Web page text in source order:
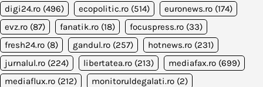
digi24.ro (496) ecopolitic.ro (514) euronews.ro (174)
evz.ro (87) fanatik.ro (18) focuspress.ro (33)
fresh24.ro (8) gandul.ro (257) hotnews.ro (231)
jurnalul.ro (224) libertatea.ro (213) mediafax.ro (699)
mediaflux.ro (212) monitoruldegalati.ro (2)